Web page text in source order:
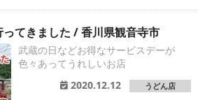
てきました / 香川県観音寺市
武蔵の日などお得なサービスデーが
色々あってうれしいお店
2020.12.12
うどん店